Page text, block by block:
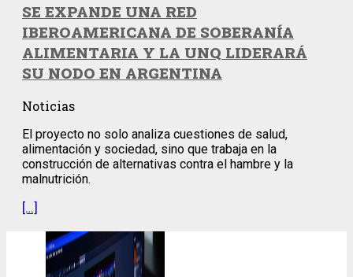
SE EXPANDE UNA RED
IBEROAMERICANA DE SOBERANÍA
ALIMENTARIA Y LA UNQ LIDERARÁ
SU NODO EN ARGENTINA
Noticias
El proyecto no solo analiza cuestiones de salud,
alimentación y sociedad, sino que trabaja en la
construcción de alternativas contra el hambre y la
malnutrición.
[…]